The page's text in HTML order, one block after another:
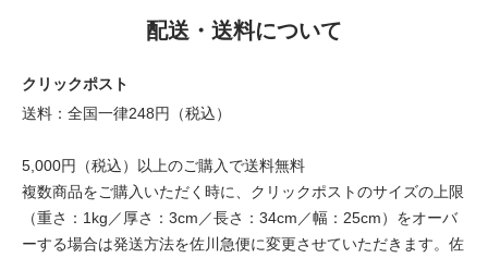
配送・送料について
クリックポスト
送料：全国一律248円（税込）
5,000円（税込）以上のご購入で送料無料
複数商品をご購入いただく時に、クリックポストのサイズの上限
（重さ：1kg／厚さ：3cm／長さ：34cm／幅：25cm）をオーバ
ーする場合は発送方法を佐川急便に変更させていただきます。佐